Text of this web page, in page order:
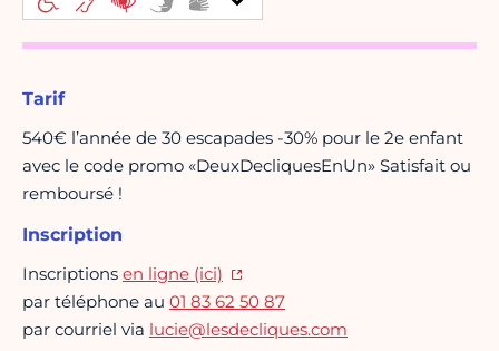
Tarif
540€ l’année de 30 escapades -30% pour le 2e enfant
avec le code promo «DeuxDecliquesEnUn» Satisfait ou
remboursé !
Inscription
Inscriptions en ligne (ici)
par téléphone au 01 83 62 50 87
par courriel via lucie@lesdecliques.com